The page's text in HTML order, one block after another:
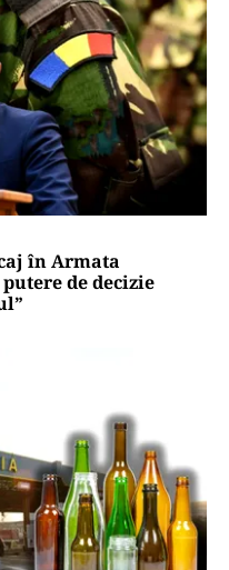
în Armata
de decizie